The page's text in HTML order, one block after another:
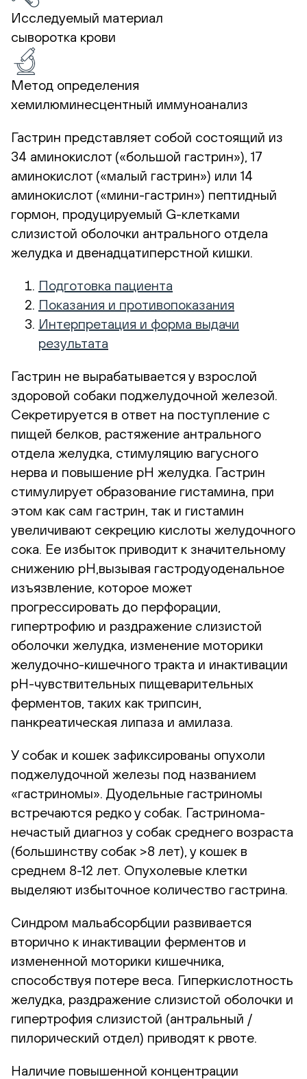
Исследуемый материал
сыворотка крови
Метод определения
хемилюминесцентный иммуноанализ
Гастрин представляет собой состоящий из
34 аминокислот («большой гастрин»), 17
аминокислот («малый гастрин») или 14
аминокислот («мини-гастрин») пептидный
гормон, продуцируемый G-клетками
слизистой оболочки антрального отдела
желудка и двенадцатиперстной кишки.
Подготовка пациента
Показания и противопоказания
Интерпретация и форма выдачи
результата
Гастрин не вырабатывается у взрослой
здоровой собаки поджелудочной железой.
Секретируется в ответ на поступление с
пищей белков, растяжение антрального
отдела желудка, стимуляцию вагусного
нерва и повышение рН желудка. Гастрин
стимулирует образование гистамина, при
этом как сам гастрин, так и гистамин
увеличивают секрецию кислоты желудочного
сока. Ее избыток приводит к значительному
снижению рН,вызывая гастродуоденальное
изъязвление, которое может
прогрессировать до перфорации,
гипертрофию и раздражение слизистой
оболочки желудка, изменение моторики
желудочно-кишечного тракта и инактивации
рН-чувствительных пищеварительных
ферментов, таких как трипсин,
панкреатическая липаза и амилаза.
У собак и кошек зафиксированы опухоли
поджелудочной железы под названием
«гастриномы». Дуодельные гастриномы
встречаются редко у собак. Гастринома-
нечастый диагноз у собак среднего возраста
(большинству собак >8 лет), у кошек в
среднем 8-12 лет. Опухолевые клетки
выделяют избыточное количество гастрина.
Синдром мальабсорбции развивается
вторично к инактивации ферментов и
измененной моторики кишечника,
способствуя потере веса. Гиперкислотность
желудка, раздражение слизистой оболочки и
гипертрофия слизистой (антральный /
пилорический отдел) приводят к рвоте.
Наличие повышенной концентрации